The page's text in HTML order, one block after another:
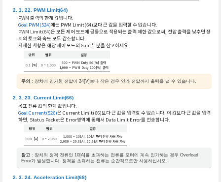
PWM Limit(64)
PWM 출력의 한계 값입니다.
Goal PWM(524)에는 PWM Limit(64)보다 큰 값을 입력할 수 없습니다.
PWM Limit(64)은 모든 제어 모드에 공통으로 적용되는 출력 제한 값으로써, 전압 출력을 낮추면 장
치의 토크와 속도 모두 감소합니다.
자세한 사항은 해당 제어 모드의 Gain 부분을 참고하세요.
단위 범위 설명
0.1 [%] 0 ~ 1,000
500 = PWM Duty 50[%] 출력
1,000 = PWM Duty 100[%] 출력
주의 : 장치에 인가한 전압이 24[V]보다 작은 경우 인가 전압까지 출력을 낼 수 있습니다.
Current Limit(66)
목표 전류 값의 한계 값입니다.
Goal Current(526)은 Current Limit(66)보다 큰 값을 입력할 수 없습니다. 이 값보다 큰 값을 입력
하면, Status Packet은 Error영역에 통해서 Data Limit Error를 전송합니다.
단위 범위 설명
0.01 [A] 0 ~ 2,080
1,000 = 10[A], 10[A]까지 전류 사용 가능
2,080 = 20.8[A], 20.8[A]까지 전류 사용 가능
참고 : 장치의 정격 전류인 10[A]를 초과하는 전류를 모터에 계속 인가하는 경우 Overload
Error가 발생합니다. 정격을 초과하는 전류는 순간적으로만 사용하십시오.
Acceleration Limit(68)